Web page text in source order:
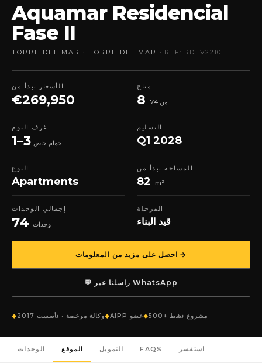
Aquamar Residencial
Fase II
TORRE DEL MAR · TORRE DEL MAR · REF: RDEV2210
الأسعار تبدأ من
€269,950
متاح
8 من 74
غرف النوم
1–3 حمام خاص
التسليم
Q1 2028
النوع
Apartments
المساحة تبدأ من
82 m²
إجمالي الوحدات
74 وحدات
المرحلة
قيد البناء
احصل على مزيد من المعلومات →
💬 راسلنا عبر WhatsApp
وكالة مرخصة · تأسست 2017 AIPP عضو 500+ مشروع نشط
الوحدات الموقع التمويل FAQS استفسر